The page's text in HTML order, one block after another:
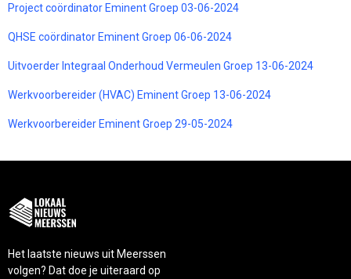
Project coördinator Eminent Groep 03-06-2024
QHSE coördinator Eminent Groep 06-06-2024
Uitvoerder Integraal Onderhoud Vermeulen Groep 13-06-2024
Werkvoorbereider (HVAC) Eminent Groep 13-06-2024
Werkvoorbereider Eminent Groep 29-05-2024
Het laatste nieuws uit Meerssen
volgen? Dat doe je uiteraard op